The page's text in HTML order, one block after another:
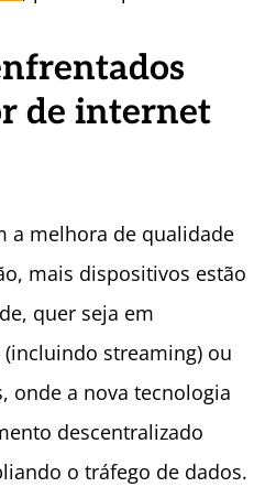
de internet
a melhora de qualidade
mais dispositivos estão
quer seja em
streaming) ou
onde a nova tecnologia
descentralizado
o tráfego de dados.